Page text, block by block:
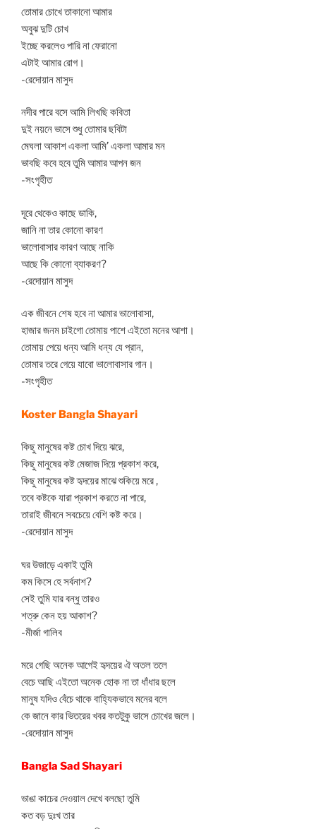
তোমার চোখে তাকানো আমার
অবুঝ দুটি চোখ
ইচ্ছে করলেও পারি না ফেরানো
এটাই আমার রোগ।
-রেদোয়ান মাসুদ
নদীর পারে বসে আমি লিখছি কবিতা
দুই নয়নে ভাসে শুধু তোমার ছবিটা
মেঘলা আকাশ একলা আমি’ একলা আমার মন
ভাবছি কবে হবে তুমি আমার আপন জন
-সংগৃহীত
দূরে থেকেও কাছে ডাকি,
জানি না তার কোনো কারণ
ভালোবাসার কারণ আছে নাকি
আছে কি কোনো ব্যাকরণ?
-রেদোয়ান মাসুদ
এক জীবনে শেষ হবে না আমার ভালোবাসা,
হাজার জনম চাইগো তোমায় পাশে এইতো মনের আশা।
তোমায় পেয়ে ধন্য আমি ধন্য যে প্রান,
তোমার তরে গেয়ে যাবো ভালোবাসার গান।
-সংগৃহীত
Koster Bangla Shayari
কিছু মানুষের কষ্ট চোখ দিয়ে ঝরে,
কিছু মানুষের কষ্ট মেজাজ দিয়ে প্রকাশ করে,
কিছু মানুষের কষ্ট হৃদয়ের মাঝে শুকিয়ে মরে ,
তবে কষ্টকে যারা প্রকাশ করতে না পারে,
তারাই জীবনে সবচেয়ে বেশি কষ্ট করে।
-রেদোয়ান মাসুদ
ঘর উজাড়ে একাই তুমি
কম কিসে হে সর্বনাশ?
সেই তুমি যার বন্ধু তারও
শত্রু কেন হয় আকাশ?
-মীর্জা গালিব
মরে গেছি অনেক আগেই হৃদয়ের ঐ অতল তলে
বেচে আছি এইতো অনেক হোক না তা ধাঁধার ছলে
মানুষ যদিও বেঁচে থাকে বাহ্যিকভাবে মনের বলে
কে জানে কার ভিতরের খবর কতটুকু ভাসে চোখের জলে।
-রেদোয়ান মাসুদ
Bangla Sad Shayari
ভাঙা কাচের দেওয়াল দেখে বলছো তুমি
কত বড় দুঃখ তার